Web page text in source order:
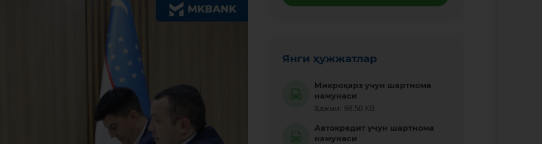
Янги ҳужжатлар
Микроқарз учун шартнома
намунаси
Ҳажми: 98.50 KB
Автокредит учун шартнома
намунаси